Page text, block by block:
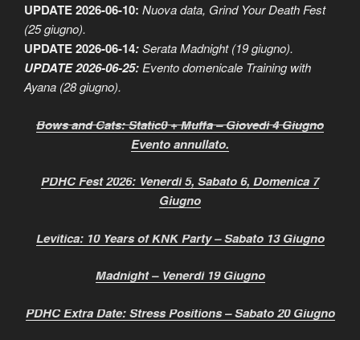
UPDATE 2026-06-10: Nuova data, Grind Your Death Fest
(25 giugno).
UPDATE 2026-06-14:Serata Madnight (19 giugno).
UPDATE 2026-06-25:Evento domenicale Training with
Ayana (28 giugno).
Bows and Cats: Static0 + Muffa – Giovedì 4 Giugno
Evento annullato.
PDHC Fest 2026: Venerdì 5, Sabato 6, Domenica 7
Giugno
Levitica: 10 Years of KNK Party – Sabato 13 Giugno
Madnight – Venerdì 19 Giugno
PDHC Extra Date: Stress Positions – Sabato 20 Giugno